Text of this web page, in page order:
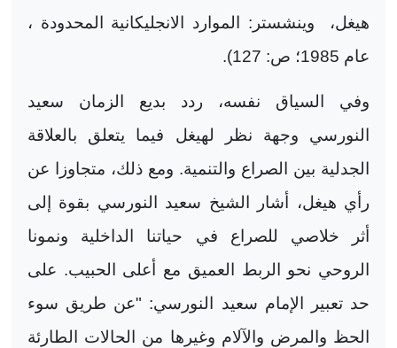
هيغل،
وينشستر: الموارد الانجليكانية المحدودة ،
عام 1985؛ ص: 127).
وفي السياق نفسه، ردد بديع الزمان سعيد
النورسي وجهة نظر لهيغل فيما يتعلق بالعلاقة
الجدلية بين الصراع والتنمية. ومع ذلك، متجاوزا عن
رأي هيغل، أشار الشيخ سعيد النورسي بقوة إلى
أثر خلاصي للصراع في حياتنا الداخلية ونمونا
الروحي نحو الربط العميق مع أعلى الحبيب. على
حد تعبير الإمام سعيد النورسي: "عن طريق سوء
الحظ والمرض والآلام وغيرها من الحالات الطارئة